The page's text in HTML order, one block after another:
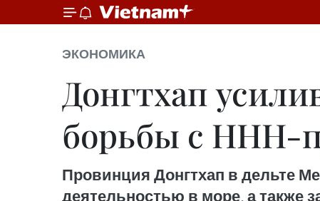
ЭКОНОМИКА
Донгтхап
борьбы с ННН-
Провинция Донгтхап в дельте
деятельностью в море, а также